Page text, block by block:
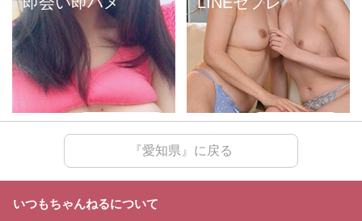
詳しく見る 詳しく見る
熟女ド近所H
『愛知県』に戻る
いつもちゃんねるについて